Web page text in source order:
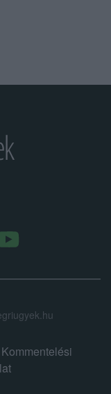
Kommentelési